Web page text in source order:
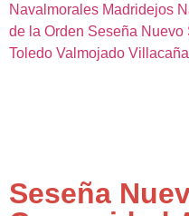
Navalmorales Madridejos
de la Orden Seseña Nuevo
Toledo Valmojado
Seseña